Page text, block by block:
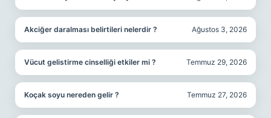
Akciğer daralması belirtileri nelerdir ? Ağustos 3, 2026
Vücut gelistirme cinselliği etkiler mi ? Temmuz 29, 2026
Koçak soyu nereden gelir ? Temmuz 27, 2026